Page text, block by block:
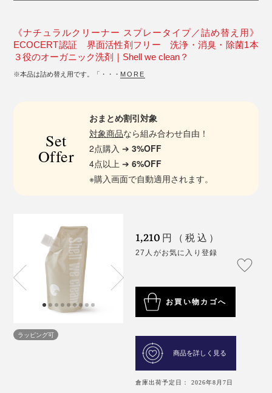
《ナチュラルクリーナー スプレータイプ／詰め替え用》
ECOCERT認証 界面活性剤フリー 洗浄・消臭・除菌1本
３役のオーガニック洗剤｜Shell we clean？
※本品は詰め替え用です。「・・・ MORE
Set
Offer
おまとめ割引対象
対象商品なら組み合わせ自由！
2点購入 ➔3%OFF
4点以上 ➔6%OFF
※購入画面で自動適用されます。
ラッピング可
1,210 円（税込）
27人がお気に入り登録
お買い物カゴへ
商品を詳しく見る
倉庫出荷予定日： 2026年8月7日